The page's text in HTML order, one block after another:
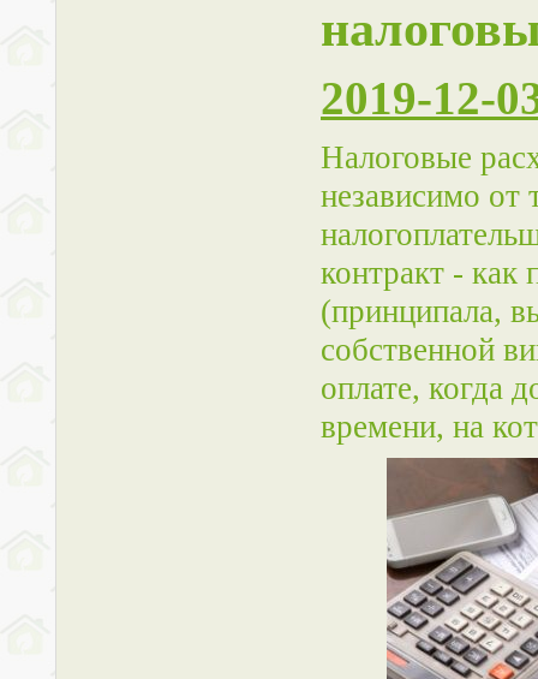
2019-12-
Налоговые
независимо от
контракт - как
(принципала,
собственной
оплате, когда
времени, на